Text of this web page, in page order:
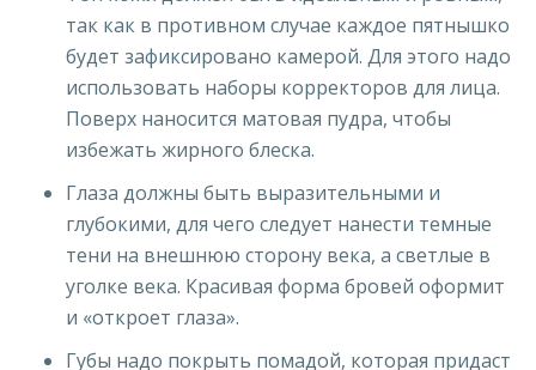
так как в противном случае каждое пятнышко
будет зафиксировано камерой. Для этого надо
использовать наборы корректоров для лица.
Поверх наносится матовая пудра, чтобы
избежать жирного блеска.
Глаза должны быть выразительными и
глубокими, для чего следует нанести темные
тени на внешнюю сторону века, а светлые в
уголке века. Красивая форма бровей оформит
и «откроет глаза».
Губы надо покрыть помадой, которая придаст